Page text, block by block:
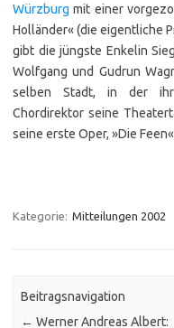
Würzburg mit einer
Holländer« (die eigentliche
gibt die jüngste Enkelin
Wolfgang und Gudrun
selben Stadt, in der ihr
Chordirektor seine
seine erste Oper, »Die
Kategorie: Mitteilungen 2002
Beitragsnavigation
← Werner Andreas Albert: